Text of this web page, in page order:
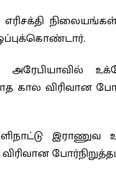
விரிவான
இராணுவ